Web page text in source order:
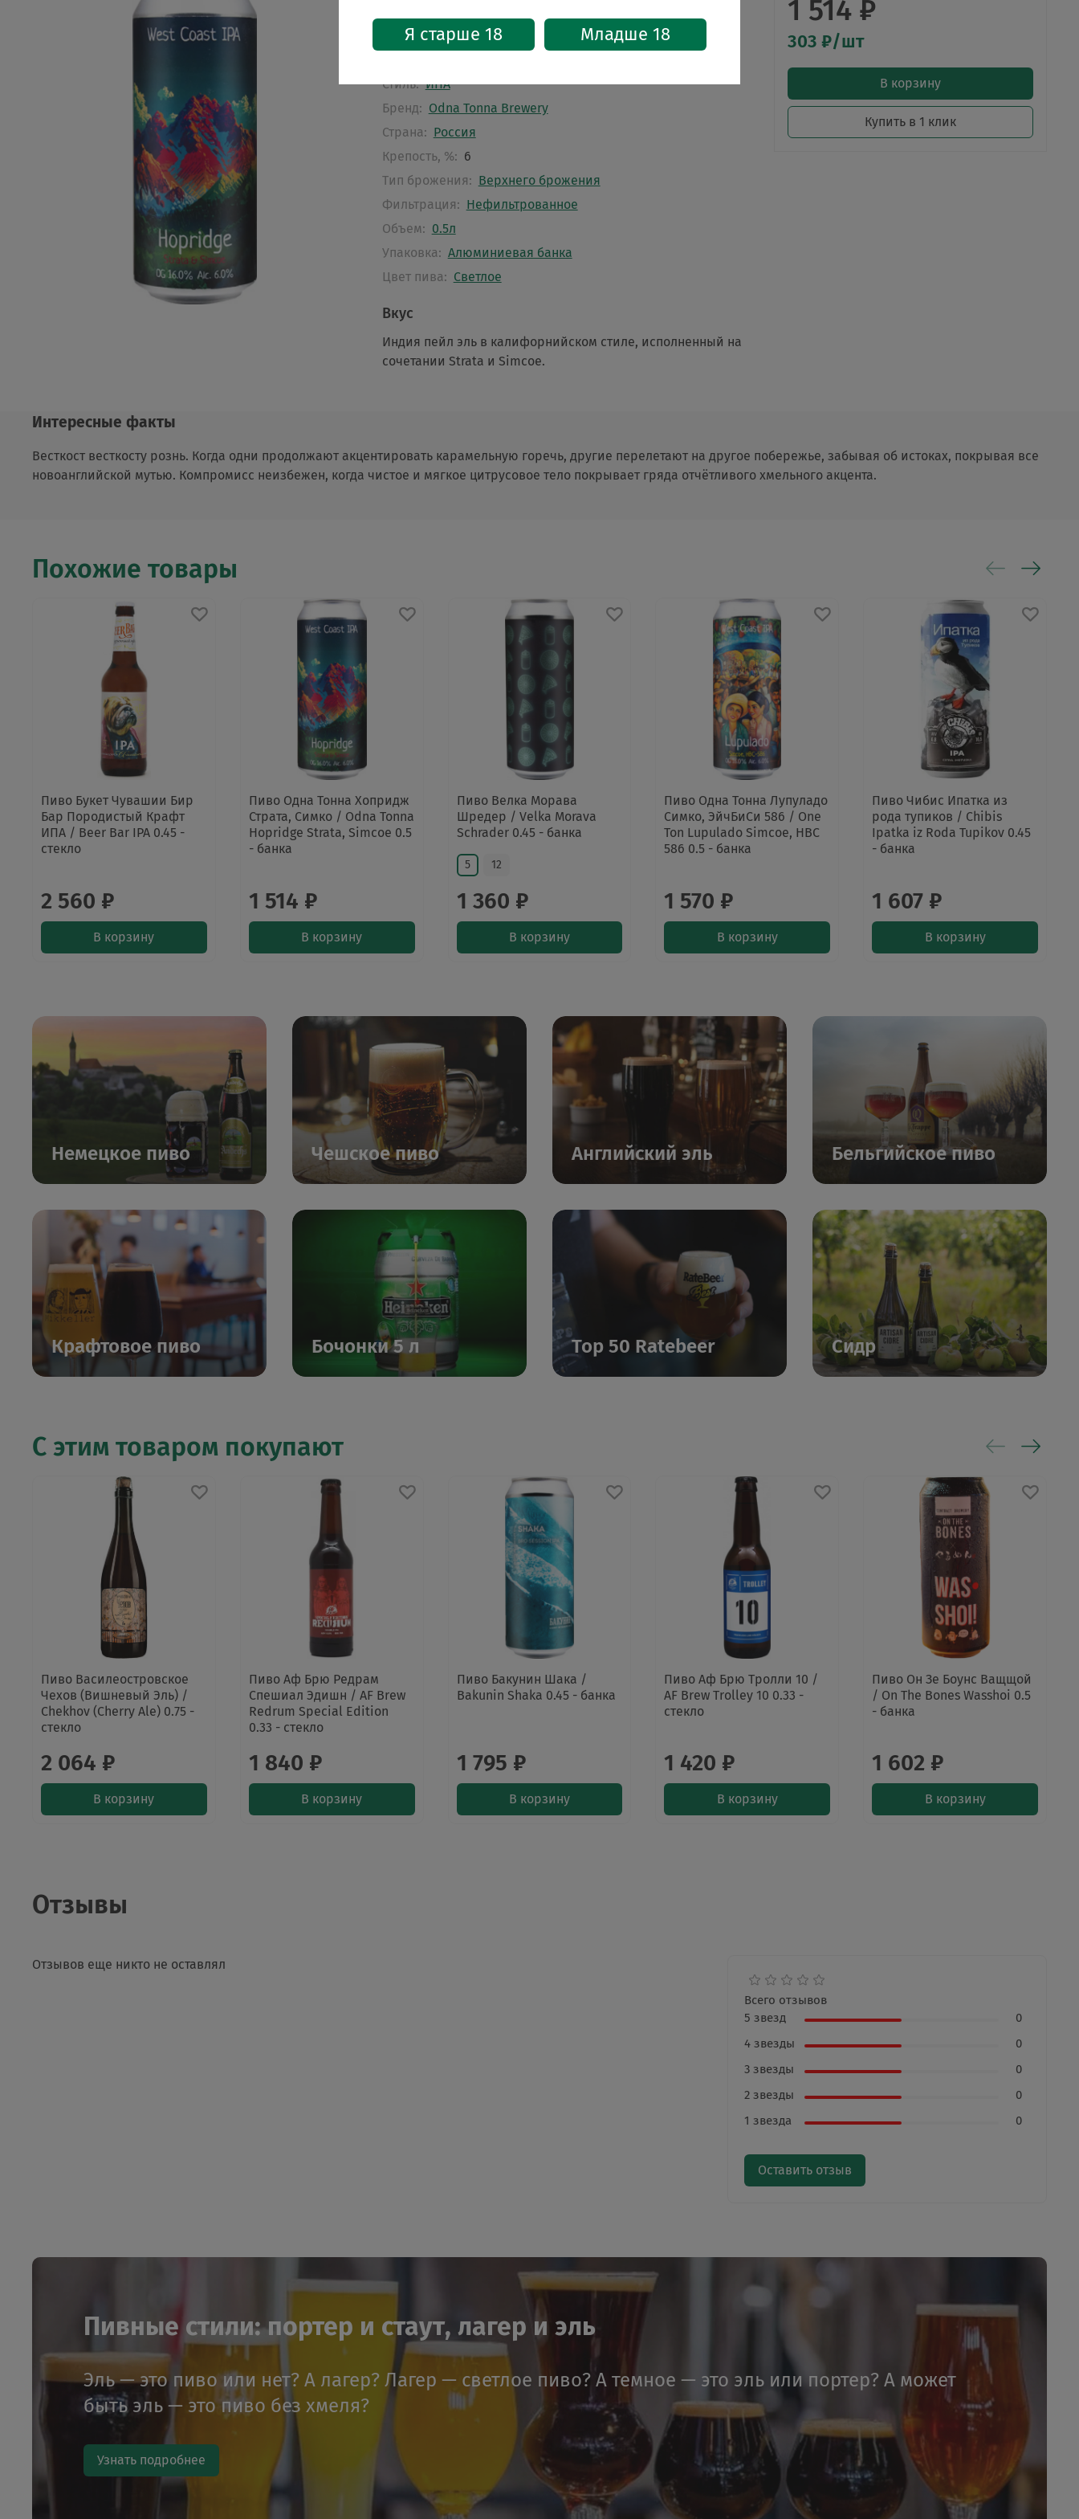
Характеристики
Стиль: ИПА
Бренд: Odna Tonna Brewery
Страна: Россия
Крепость, %: 6
Тип брожения: Верхнего брожения
Фильтрация: Нефильтрованное
Объем: 0.5л
Упаковка: Алюминиевая банка
Цвет пива: Светлое
Вкус
Индия пейл эль в калифорнийском стиле, исполненный на
сочетании Strata и Simcoe.
1 514 ₽
303 ₽/шт
В корзину
Купить в 1 клик
Интересные факты
Весткост весткосту рознь. Когда одни продолжают акцентировать карамельную горечь, другие перелетают на другое побережье, забывая об истоках, покрывая все
новоанглийской мутью. Компромисс неизбежен, когда чистое и мягкое цитрусовое тело покрывает гряда отчётливого хмельного акцента.
Похожие товары
Пиво Букет Чувашии Бир
Бар Породистый Крафт
ИПА / Beer Bar IPA 0.45 -
стекло
2 560 ₽
В корзину
Пиво Одна Тонна Хопридж
Страта, Симко / Odna Tonna
Hopridge Strata, Simcoe 0.5
- банка
1 514 ₽
В корзину
Пиво Велка Морава
Шредер / Velka Morava
Schrader 0.45 - банка
5 12
1 360 ₽
В корзину
Пиво Одна Тонна Лупуладо
Симко, ЭйчБиСи 586 / One
Ton Lupulado Simcoe, HBC
586 0.5 - банка
1 570 ₽
В корзину
Пиво Чибис Ипатка из
рода тупиков / Chibis
Ipatka iz Roda Tupikov 0.45
- банка
1 607 ₽
В корзину
Немецкое пиво Чешское пиво Английский эль Бельгийское пиво
Крафтовое пиво Бочонки 5 л Top 50 Ratebeer Сидр
С этим товаром покупают
Пиво Василеостровское
Чехов (Вишневый Эль) /
Chekhov (Cherry Ale) 0.75 -
стекло
2 064 ₽
В корзину
Пиво Аф Брю Редрам
Спешиал Эдишн / AF Brew
Redrum Special Edition
0.33 - стекло
1 840 ₽
В корзину
Пиво Бакунин Шака /
Bakunin Shaka 0.45 - банка
1 795 ₽
В корзину
Пиво Аф Брю Тролли 10 /
AF Brew Trolley 10 0.33 -
стекло
1 420 ₽
В корзину
Пиво Он Зе Боунс Ващщой
/ On The Bones Wasshoi 0.5
- банка
1 602 ₽
В корзину
Отзывы
Отзывов еще никто не оставлял
Всего отзывов
5 звезд
0
4 звезды
0
3 звезды
0
2 звезды
0
1 звезда
0
Оставить отзыв
Пивные стили: портер и стаут, лагер и эль
Эль — это пиво или нет? А лагер? Лагер — светлое пиво? А темное — это эль или портер? А может
быть эль — это пиво без хмеля?
Узнать подробнее
Я старше 18 Младше 18